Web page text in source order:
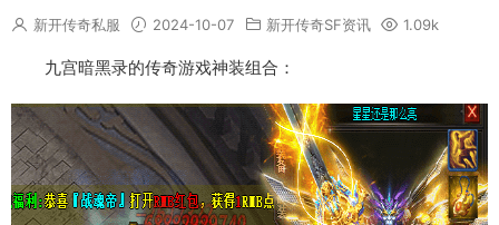
新开传奇私服 2024-10-07 新开传奇SF资讯 1.09k
九宫暗黑录的传奇游戏神装组合：